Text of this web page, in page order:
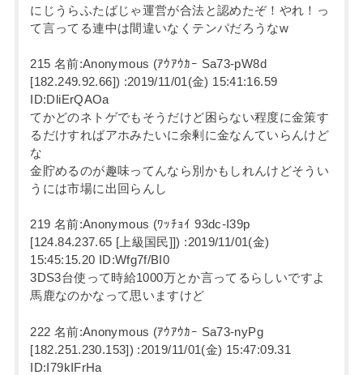
にじうらふたばじゃ運営が合法と認めたぞ！やれ！っ
て言ってる連中は間違いなくテンパだろうなw
215 名前:Anonymous (ｱｳｱｳｶｰ Sa73-pW8d
[182.249.92.66]) :2019/11/01(金) 15:41:16.59
ID:DliErQAOa
てかどのネトゲでもそうだけど困らない程度に金策す
るだけすればアホみたいに余剰に金なんていらんけど
な
金貯めるのが趣味ってんなら別かもしれんけどそうい
うには市場に出回らんし
219 名前:Anonymous (ﾜｯﾁｮｲ 93dc-I39p
[124.84.237.65 [上級国民]]) :2019/11/01(金)
15:45:15.20 ID:Wfg7f/BI0
3DS3台使って時給1000万とか言ってるらしいですよ
馬鹿なのかなって思いますけど
222 名前:Anonymous (ｱｳｱｳｶｰ Sa73-nyPg
[182.251.230.153]) :2019/11/01(金) 15:47:09.31
ID:I79kIFrHa